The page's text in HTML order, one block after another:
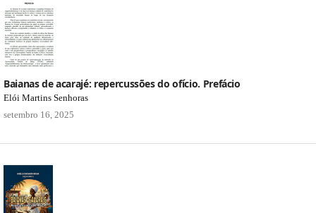
Baianas de acarajé: repercussões do ofício. Prefácio
Elói Martins Senhoras
setembro 16, 2025